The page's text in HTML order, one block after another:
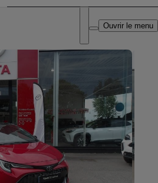
DEALER NAME
Ouvrir le menu